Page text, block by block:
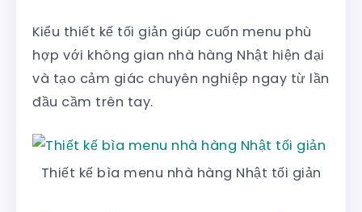
Kiểu thiết kế tối giản giúp cuốn menu phù
hợp với không gian nhà hàng Nhật hiện đại
và tạo cảm giác chuyên nghiệp ngay từ lần
đầu cầm trên tay.
Thiết kế bìa menu nhà hàng Nhật tối giản